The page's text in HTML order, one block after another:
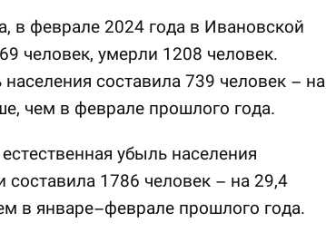
в феврале 2024 года в Ивановской
человек, умерли 1208 человек.
населения составила 739 человек – на
чем в феврале прошлого года.
убыль населения
составила 1786 человек – на 29,4
в январе–феврале прошлого года.